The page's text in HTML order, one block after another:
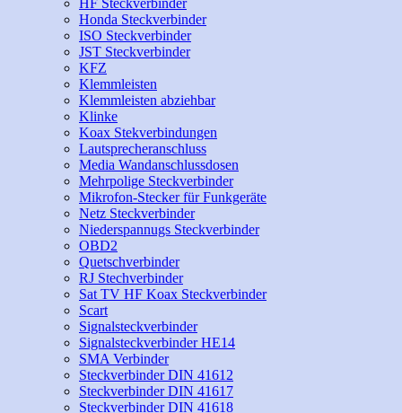
Honda Steckverbinder
ISO Steckverbinder
JST Steckverbinder
KFZ
Klemmleisten
Klemmleisten abziehbar
Klinke
Koax Stekverbindungen
Lautsprecheranschluss
Media Wandanschlussdosen
Mehrpolige Steckverbinder
Mikrofon-Stecker für Funkgeräte
Netz Steckverbinder
Niederspannugs Steckverbinder
OBD2
Quetschverbinder
RJ Stechverbinder
Sat TV HF Koax Steckverbinder
Scart
Signalsteckverbinder
Signalsteckverbinder HE14
SMA Verbinder
Steckverbinder DIN 41612
Steckverbinder DIN 41617
Steckverbinder DIN 41618